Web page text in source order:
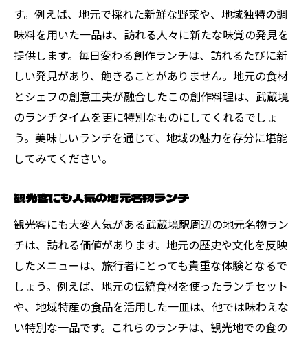
す。例えば、地元で採れた新鮮な野菜や、地域独特の調
味料を用いた一品は、訪れる人々に新たな味覚の発見を
提供します。毎日変わる創作ランチは、訪れるたびに新
しい発見があり、飽きることがありません。地元の食材
とシェフの創意工夫が融合したこの創作料理は、武蔵境
のランチタイムを更に特別なものにしてくれるでしょ
う。美味しいランチを通じて、地域の魅力を存分に堪能
してみてください。
観光客にも人気の地元名物ランチ
観光客にも大変人気がある武蔵境駅周辺の地元名物ラン
チは、訪れる価値があります。地元の歴史や文化を反映
したメニューは、旅行者にとっても貴重な体験となるで
しょう。例えば、地元の伝統食材を使ったランチセット
や、地域特産の食品を活用した一皿は、他では味わえな
い特別な一品です。これらのランチは、観光地での食の